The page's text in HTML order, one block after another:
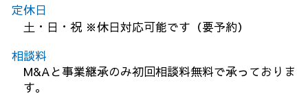
定休日
土・日・祝 ※休日対応可能です（要予約）
相談料
M&Aと事業継承のみ初回相談料無料で承っておりま
す。